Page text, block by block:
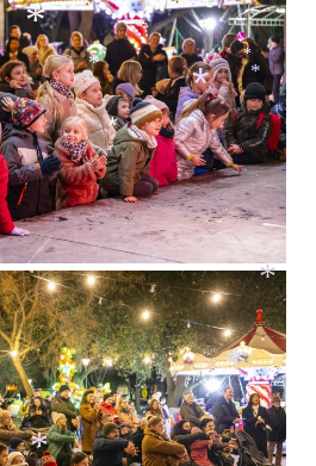
*
*
*
*
*
*
*
*
*